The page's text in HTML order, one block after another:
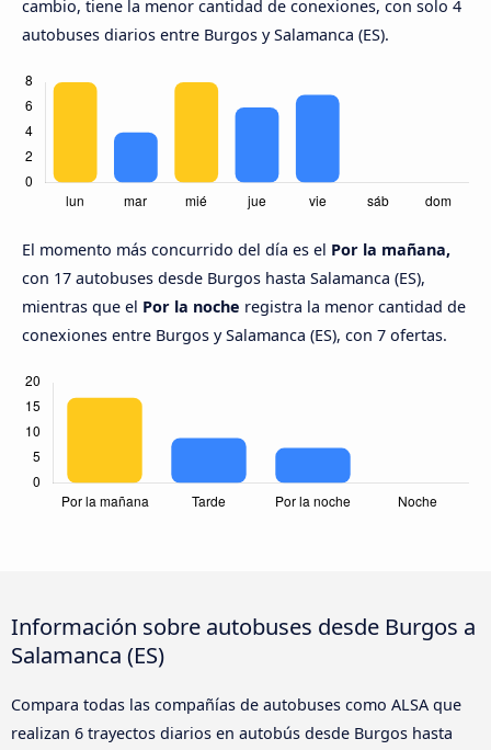
cambio, tiene la menor cantidad de conexiones, con solo 4
autobuses diarios entre Burgos y Salamanca (ES).
El momento más concurrido del día es el Por la mañana,
con 17 autobuses desde Burgos hasta Salamanca (ES),
mientras que el Por la noche registra la menor cantidad de
conexiones entre Burgos y Salamanca (ES), con 7 ofertas.
Información sobre autobuses desde Burgos a
Salamanca (ES)
Compara todas las compañías de autobuses como ALSA que
realizan 6 trayectos diarios en autobús desde Burgos hasta